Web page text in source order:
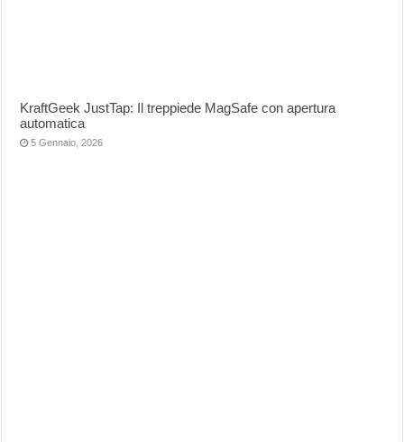
KraftGeek JustTap: Il treppiede MagSafe con apertura
automatica
5 Gennaio, 2026